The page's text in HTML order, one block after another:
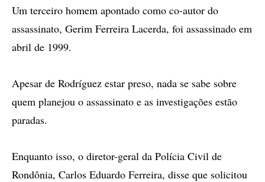
Um terceiro homem apontado como co-autor do
assassinato, Gerim Ferreira Lacerda, foi assassinado em
abril de 1999.
Apesar de Rodríguez estar preso, nada se sabe sobre
quem planejou o assassinato e as investigações estão
paradas.
Enquanto isso, o diretor-geral da Polícia Civil de
Rondônia, Carlos Eduardo Ferreira, disse que solicitou